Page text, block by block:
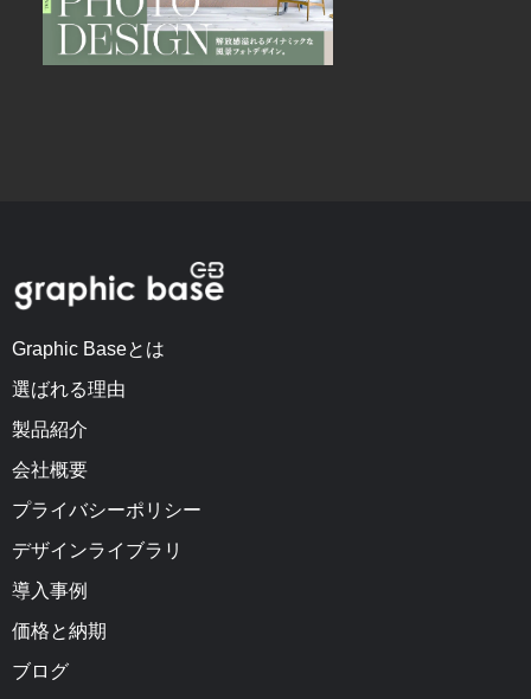
Graphic Baseとは
選ばれる理由
製品紹介
会社概要
プライバシーポリシー
デザインライブラリ
導入事例
価格と納期
ブログ